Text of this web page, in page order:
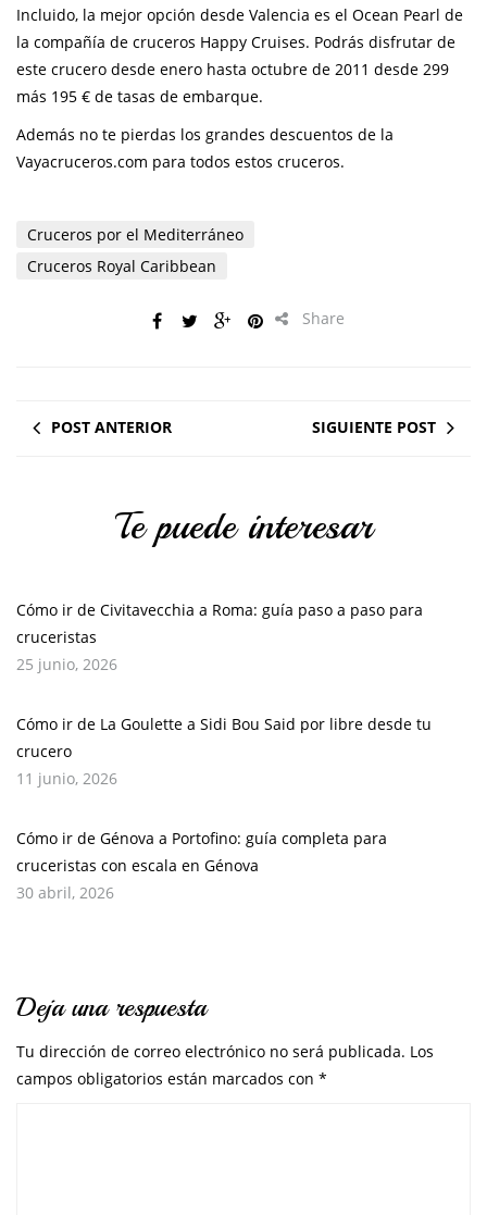
Incluido, la mejor opción desde Valencia es el Ocean Pearl de
la compañía de cruceros Happy Cruises. Podrás disfrutar de
este crucero desde enero hasta octubre de 2011 desde 299
más 195 € de tasas de embarque.
Además no te pierdas los grandes descuentos de la
Vayacruceros.com para todos estos cruceros.
Cruceros por el Mediterráneo
Cruceros Royal Caribbean
Share
POST ANTERIOR SIGUIENTE POST
Te puede interesar
Cómo ir de Civitavecchia a Roma: guía paso a paso para
cruceristas
25 junio, 2026
Cómo ir de La Goulette a Sidi Bou Said por libre desde tu
crucero
11 junio, 2026
Cómo ir de Génova a Portofino: guía completa para
cruceristas con escala en Génova
30 abril, 2026
Deja una respuesta
Tu dirección de correo electrónico no será publicada. Los
campos obligatorios están marcados con *